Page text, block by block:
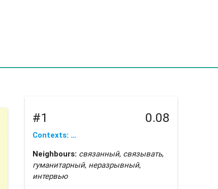
#1 0.08
Contexts: …
Neighbours: связанный, связывать,
гуманитарный, неразрывный,
интервью